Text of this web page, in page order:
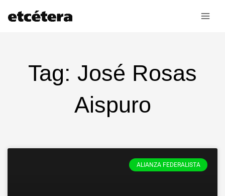
Tag: José Rosas
Aispuro
ALIANZA FEDERALISTA